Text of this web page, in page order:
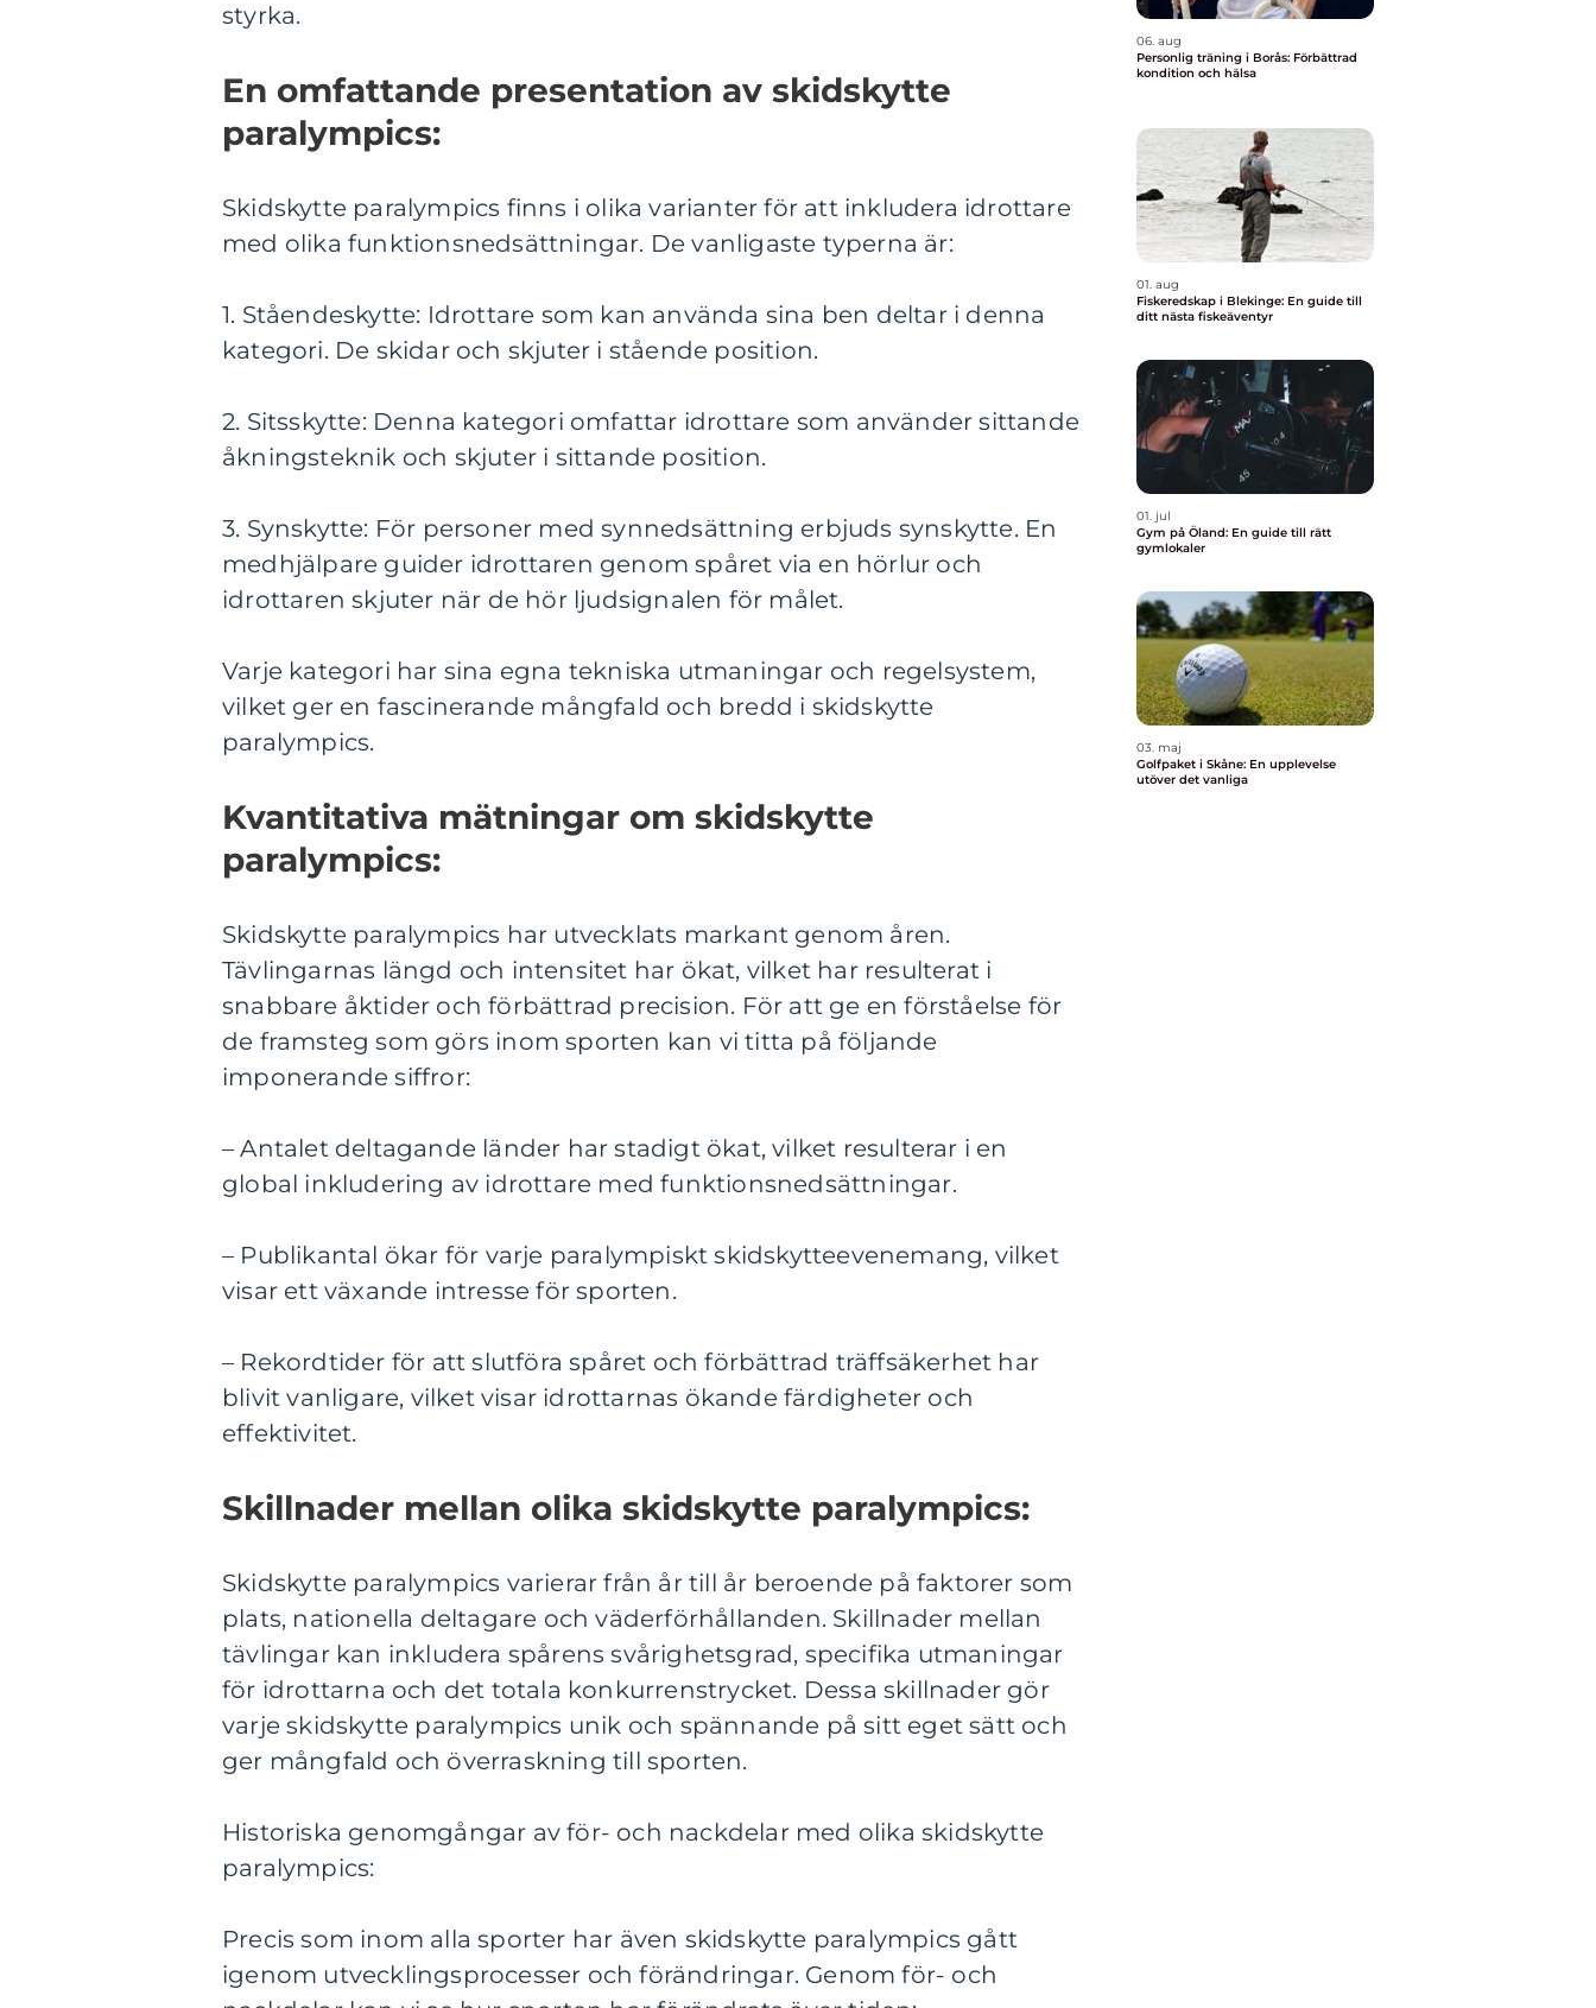
styrka.
En omfattande presentation av skidskytte
paralympics:
Skidskytte paralympics finns i olika varianter för att inkludera idrottare
med olika funktionsnedsättningar. De vanligaste typerna är:
1. Ståendeskytte: Idrottare som kan använda sina ben deltar i denna
kategori. De skidar och skjuter i stående position.
2. Sitsskytte: Denna kategori omfattar idrottare som använder sittande
åkningsteknik och skjuter i sittande position.
3. Synskytte: För personer med synnedsättning erbjuds synskytte. En
medhjälpare guider idrottaren genom spåret via en hörlur och
idrottaren skjuter när de hör ljudsignalen för målet.
Varje kategori har sina egna tekniska utmaningar och regelsystem,
vilket ger en fascinerande mångfald och bredd i skidskytte
paralympics.
Kvantitativa mätningar om skidskytte
paralympics:
Skidskytte paralympics har utvecklats markant genom åren.
Tävlingarnas längd och intensitet har ökat, vilket har resulterat i
snabbare åktider och förbättrad precision. För att ge en förståelse för
de framsteg som görs inom sporten kan vi titta på följande
imponerande siffror:
– Antalet deltagande länder har stadigt ökat, vilket resulterar i en
global inkludering av idrottare med funktionsnedsättningar.
– Publikantal ökar för varje paralympiskt skidskytteevenemang, vilket
visar ett växande intresse för sporten.
– Rekordtider för att slutföra spåret och förbättrad träffsäkerhet har
blivit vanligare, vilket visar idrottarnas ökande färdigheter och
effektivitet.
Skillnader mellan olika skidskytte paralympics:
Skidskytte paralympics varierar från år till år beroende på faktorer som
plats, nationella deltagare och väderförhållanden. Skillnader mellan
tävlingar kan inkludera spårens svårighetsgrad, specifika utmaningar
för idrottarna och det totala konkurrenstrycket. Dessa skillnader gör
varje skidskytte paralympics unik och spännande på sitt eget sätt och
ger mångfald och överraskning till sporten.
Historiska genomgångar av för- och nackdelar med olika skidskytte
paralympics:
Precis som inom alla sporter har även skidskytte paralympics gått
igenom utvecklingsprocesser och förändringar. Genom för- och
06. aug
Personlig träning i Borås: Förbättrad
kondition och hälsa
01. aug
Fiskeredskap i Blekinge: En guide till
ditt nästa fiskeäventyr
01. jul
Gym på Öland: En guide till rätt
gymlokaler
03. maj
Golfpaket i Skåne: En upplevelse
utöver det vanliga